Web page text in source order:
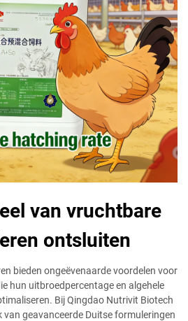
van vruchtbare
ontsluiten
bieden ongeëvenaarde voordelen voor
hun uitbroedpercentage en algehele
Bij Qingdao Nutrivit Biotech
van geavanceerde Duitse formuleringen